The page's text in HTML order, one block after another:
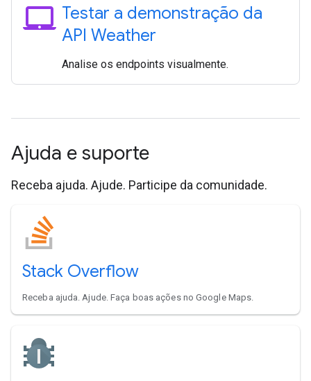
laptop_mac Testar a demonstração da
API Weather
Analise os endpoints visualmente.
Ajuda e suporte
Receba ajuda. Ajude. Participe da comunidade.
Stack Overflow
Receba ajuda. Ajude. Faça boas ações no Google Maps.